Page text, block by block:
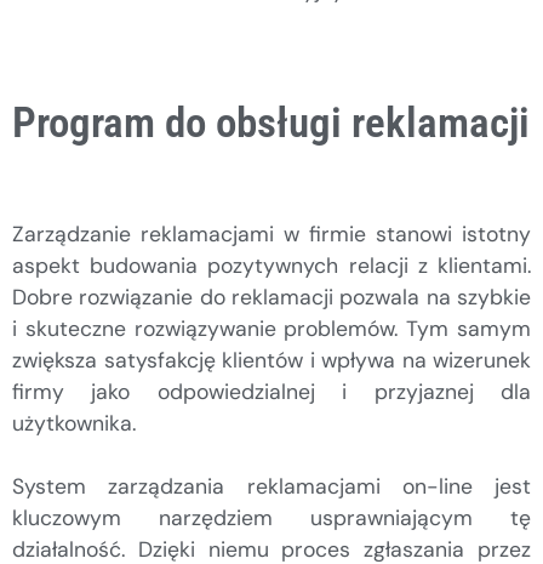
Program do obsługi reklamacji
Zarządzanie reklamacjami w firmie stanowi istotny
aspekt budowania pozytywnych relacji z klientami.
Dobre rozwiązanie do reklamacji pozwala na szybkie
i skuteczne rozwiązywanie problemów. Tym samym
zwiększa satysfakcję klientów i wpływa na wizerunek
firmy jako odpowiedzialnej i przyjaznej dla
użytkownika.
System zarządzania reklamacjami on-line jest
kluczowym narzędziem usprawniającym tę
działalność. Dzięki niemu proces zgłaszania przez